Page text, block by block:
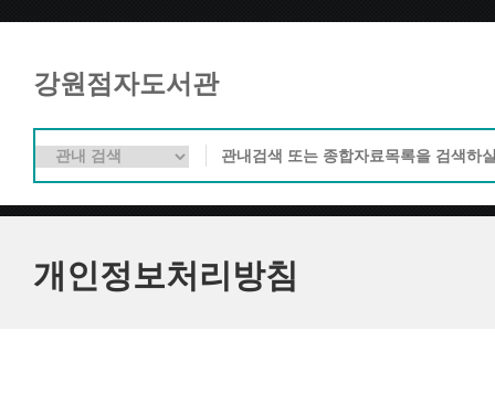
강원점자도서관
개인정보처리방침